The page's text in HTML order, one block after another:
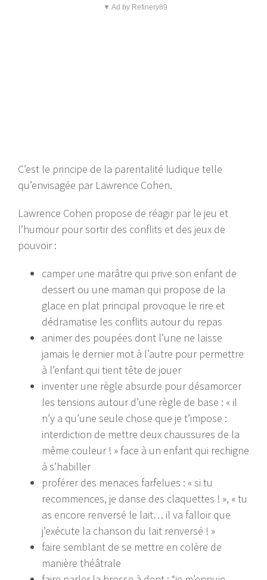
▼ Ad by Refinery89
C’est le principe de la parentalité ludique telle
qu’envisagée par Lawrence Cohen.
Lawrence Cohen propose de réagir par le jeu et
l’humour pour sortir des conflits et des jeux de
pouvoir :
camper une marâtre qui prive son enfant de
dessert ou une maman qui propose de la
glace en plat principal provoque le rire et
dédramatise les conflits autour du repas
animer des poupées dont l’une ne laisse
jamais le dernier mot à l’autre pour permettre
à l’enfant qui tient tête de jouer
inventer une règle absurde pour désamorcer
les tensions autour d’une règle de base : « il
n’y a qu’une seule chose que je t’impose :
interdiction de mettre deux chaussures de la
même couleur ! » face à un enfant qui rechigne
à s’habiller
proférer des menaces farfelues : « si tu
recommences, je danse des claquettes ! », « tu
as encore renversé le lait… il va falloir que
j’exécute la chanson du lait renversé ! »
faire semblant de se mettre en colère de
manière théâtrale